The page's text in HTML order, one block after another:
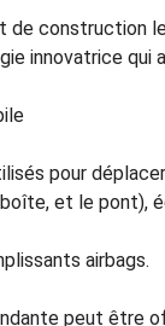
de construction
innovatrice qui
pour
et le
airbags.
peut être